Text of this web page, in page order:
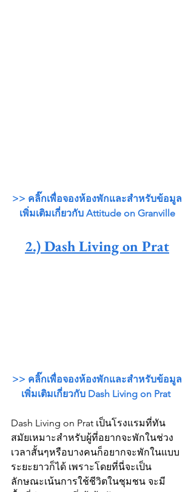
>> คลิ๊กเพื่อจองห้องพักและสำหรับข้อมูล
เพิ่มเติมเกี่ยวกับ Attitude on Granville
2.) Dash Living on Prat
>> คลิ๊กเพื่อจองห้องพักและสำหรับข้อมูล
เพิ่มเติมเกี่ยวกับ Dash Living on Prat
Dash Living on Prat เป็นโรงแรมที่ทัน
สมัยเหมาะสำหรับผู้ที่อยากจะพักในช่วง
เวลาสั้นๆหรือบางคนก็อยากจะพักในแบบ
ระยะยาวก็ได้ เพราะโดยที่นี่จะเป็น
ลักษณะเน้นการใช้ชีวิตในชุมชน จะมี